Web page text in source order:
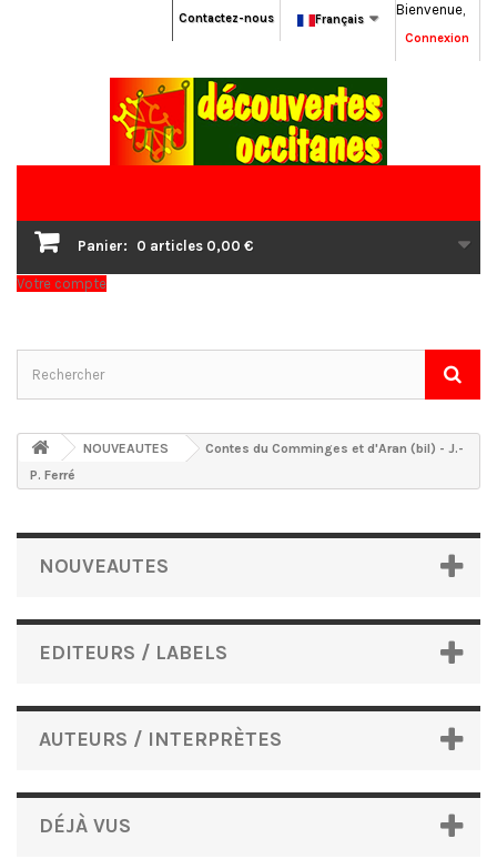
Bienvenue,
Connexion
Français
Contactez-nous
Panier: 0 articles 0,00 €
Votre compte
NOUVEAUTES
Contes du Comminges et d'Aran (bil) - J.-
P. Ferré
NOUVEAUTES
EDITEURS / LABELS
AUTEURS / INTERPRÈTES
DÉJÀ VUS